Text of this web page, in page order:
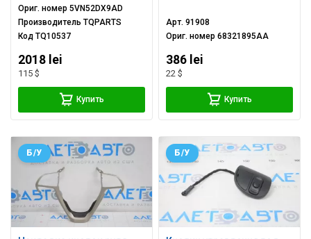
Ориг. номер5VN52DX9AD
ПроизводительTQPARTS
КодTQ10537
2018 lei
115 $
Купить
Арт.91908
Ориг. номер68321895AA
386 lei
22 $
Купить
Б/У Б/У